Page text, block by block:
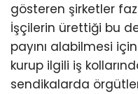
gösteren şirketler
İşçilerin ürettiği bu
payını alabilmesi
kurup ilgili iş
sendikalarda